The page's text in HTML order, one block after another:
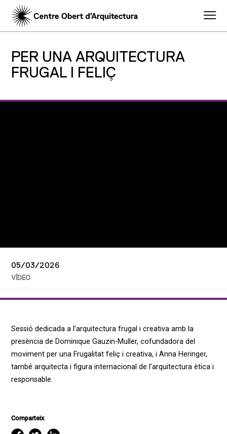
PER UNA ARQUITECTURA
FRUGAL I FELIÇ
05/03/2026
VÍDEO
Sessió dedicada a l’arquitectura frugal i creativa amb la
presència de Dominique Gauzin-Muller, cofundadora del
moviment per una Frugalitat feliç i creativa, i Anna Heringer,
també arquitecta i figura internacional de l’arquitectura ètica i
responsable.
Comparteix